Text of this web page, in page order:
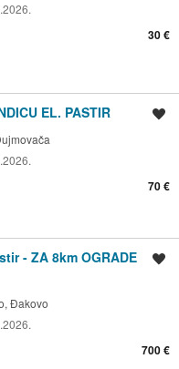
30 €
EL. PASTIR
70 €
- ZA 8km OGRADE
Đakovo
700 €